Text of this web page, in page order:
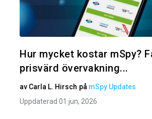
Hur mycket kostar mSpy?
prisvärd övervakning...
av Carla L. Hirsch på mSpy Updates
Uppdaterad 01 jun, 2026